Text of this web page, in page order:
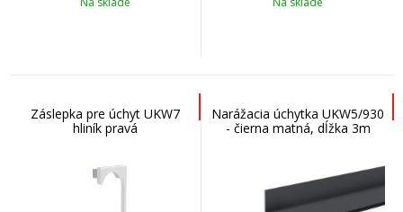
Záslepka pre úchyt UKW7
hliník pravá
Narážacia úchytka UKW5/930
- čierna matná, dĺžka 3m